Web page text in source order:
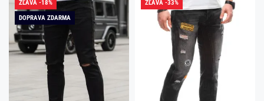
ZĽAVA -18%
DOPRAVA ZDARMA
ZĽAVA -33%